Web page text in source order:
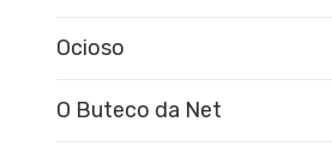
Ocioso
O Buteco da Net